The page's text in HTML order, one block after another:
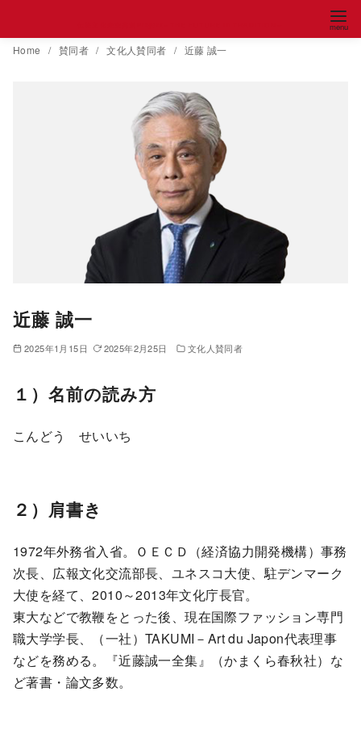
Home 賛同者 文化人賛同者 近藤 誠一
近藤 誠一
2025年1月15日 2025年2月25日 文化人賛同者
１）名前の読み方
こんどう せいいち
２）肩書き
1972年外務省入省。ＯＥＣＤ（経済協力開発機構）事務
次長、広報文化交流部長、ユネスコ大使、駐デンマーク
大使を経て、2010～2013年文化庁長官。
東大などで教鞭をとった後、現在国際ファッション専門
職大学学長、（一社）TAKUMI－Art du Japon代表理事
などを務める。『近藤誠一全集』（かまくら春秋社）な
ど著書・論文多数。